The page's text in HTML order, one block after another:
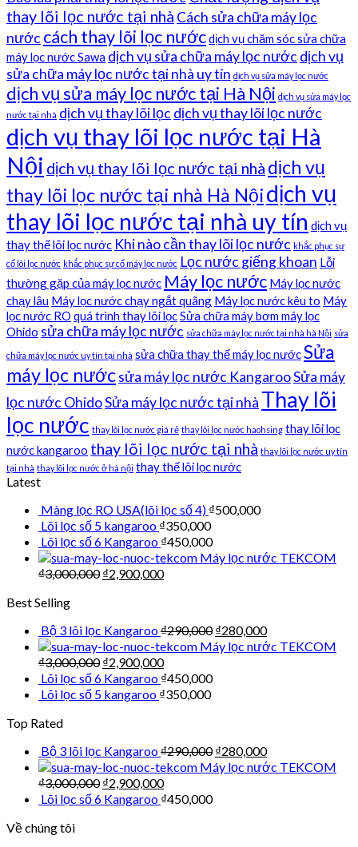
thay lõi lọc nước tại nhà Cách sửa chữa máy lọc
nước cách thay lõi lọc nướcdịch vụ chăm sóc sửa chữa
máy lọc nước Sawa dịch vụ sửa chữa máy lọc nước dịch vụ
sửa chữa máy lọc nước tại nhà uy tín dịch vụ sửa máy lọc nước
dịch vụ sửa máy lọc nước tại Hà Nội dịch vụ sửa máy lọc
nước tại nhà dịch vụ thay lõi lọc dịch vụ thay lõi lọc nước
dịch vụ thay lõi lọc nước tại Hà
Nội dịch vụ thay lõi lọc nước tại nhà dịch vụ
thay lõi lọc nước tại nhà Hà Nộidịch vụ
thay lõi lọc nước tại nhà uy tín dịch vụ
thay thế lõi lọc nước Khi nào cần thay lõi lọc nước khắc phục sự
cố lõi lọc nước khắc phục sự cố máy lọc nước Lọc nước giếng khoan Lỗi
thường gặp của máy lọc nước Máy lọc nước Máy lọc nước
chạy lâu Máy lọc nước chạy ngắt quãng Máy lọc nước kêu to Máy
lọc nước RO quá trình thay lõi lọcSửa chữa máy bơm máy lọc
Ohido sửa chữa máy lọc nước sửa chữa máy lọc nước tại nhà hà Nội sửa
chữa máy lọc nước uy tín tại nhà sửa chữa thay thế máy lọc nướcSửa
máy lọc nướcsửa máy lọc nước KangarooSửa máy
lọc nước OhidoSửa máy lọc nước tại nhà Thay lõi
lọc nước thay lõi lọc nước giá rẻ thay lõi lọc nước haohsing thay lõi lọc
nước kangaroo thay lõi lọc nước tại nhà thay lõi lọc nước uy tín
tại nhà thay lõi lọc nước ở hà nội thay thế lõi lọc nước
Latest
Màng lọc RO USA(lõi lọc số 4) ₫500,000
Lõi lọc số 5 kangaroo ₫350,000
Lõi lọc số 6 Kangaroo ₫450,000
Máy lọc nước TEKCOM
₫3,000,000 ₫2,900,000
Best Selling
Bộ 3 lõi lọc Kangaroo₫290,000 ₫280,000
Máy lọc nước TEKCOM
₫3,000,000 ₫2,900,000
Lõi lọc số 6 Kangaroo ₫450,000
Lõi lọc số 5 kangaroo ₫350,000
Top Rated
Bộ 3 lõi lọc Kangaroo₫290,000 ₫280,000
Máy lọc nước TEKCOM
₫3,000,000 ₫2,900,000
Lõi lọc số 6 Kangaroo ₫450,000
Về chúng tôi